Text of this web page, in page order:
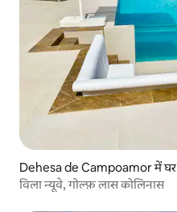
Dehesa de Campoamor में घर
विला न्यूवे, गोल्फ़ लास कोलिनास